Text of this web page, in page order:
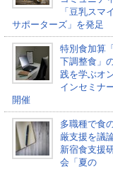
「豆乳スマ
サポーターズ」を発足
特別食加算
下調整食」
践を学ぶオ
インセミナ
開催
多職種で食
厳支援を議
新宿食支援
会「夏の